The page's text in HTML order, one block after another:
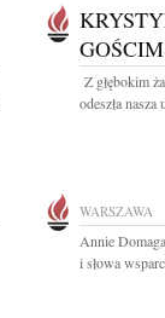
Z głębokim
odeszła
WARSZAWA
Annie
i słowa